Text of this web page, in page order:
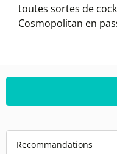
toutes sortes de
Cosmopolitan en